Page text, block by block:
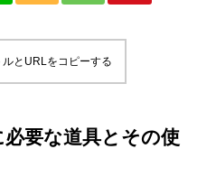
とURLをコピーする
要な道具とその使